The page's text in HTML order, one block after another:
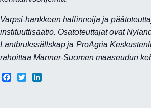
Varpsi-hankkeen hallinnoija ja
instituuttisäätiö. Osatoteuttajat ovat
Lantbrukssällskap ja ProAgria
rahoittaa Manner-Suomen maaseudun